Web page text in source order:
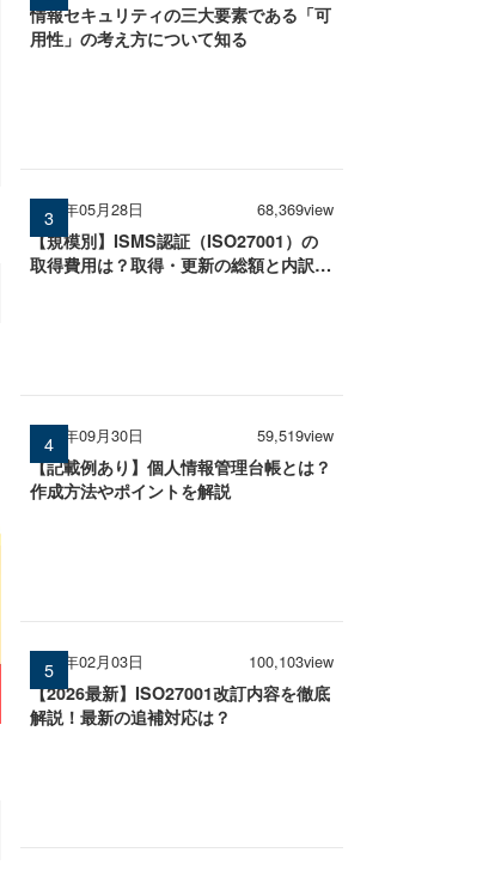
情報セキュリティの三大要素である「可
用性」の考え方について知る
2026年05月28日 68,369view
【規模別】ISMS認証（ISO27001）の
取得費用は？取得・更新の総額と内訳を
2025年09月30日 59,519view
【記載例あり】個人情報管理台帳とは？
作成方法やポイントを解説
2026年02月03日 100,103view
【2026最新】ISO27001改訂内容を徹底
解説！最新の追補対応は？